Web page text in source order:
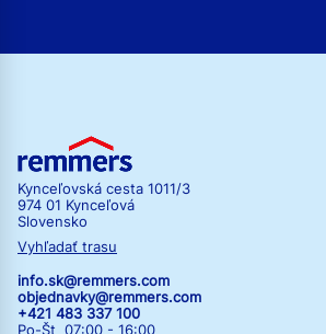
Kynceľovská cesta 1011/3
974 01 Kynceľová
Slovensko
Vyhľadať trasu
info.sk@remmers.com
objednavky@remmers.com
+421 483 337 100
Po-Št 07:00 - 16:00